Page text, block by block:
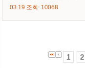
03.19 조회: 10068
1 2